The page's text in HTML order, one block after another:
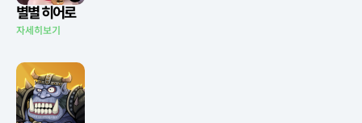
별별 히어로
자세히보기